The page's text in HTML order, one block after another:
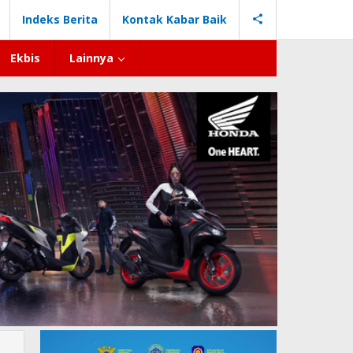
Indeks Berita Kontak Kabar Baik
Ekbis Lainnya